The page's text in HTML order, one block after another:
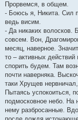
Прорвемся, в общем.
- Боюсь я, Никита. Сил
ведь висим.
- Да никаких волосков.
совсем. Вон,
месяц, наверное.
то – активных действий
спорить будем. Там
почти наверняка.
таки Хрущев
Пытаясь успокоиться,
подмосковное небо. На
нему разбросанные.